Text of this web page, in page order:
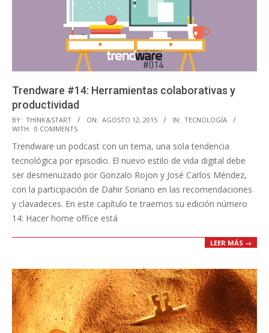
Trendware #14: Herramientas colaborativas y
productividad
2015-
08-
12
BY: THINK&START ON: AGOSTO 12, 2015 IN: TECNOLOGÍA
WITH: 0 COMMENTS
Trendware un podcast con un tema, una sola tendencia
tecnológica por episodio. El nuevo estilo de vida digital debe
ser desmenuzado por Gonzalo Rojon y José Carlos Méndez,
con la participación de Dahir Soriano en las recomendaciones
y clavadeces. En este capítulo te traemos su edición número
14: Hacer home office está
LEER MÁS →